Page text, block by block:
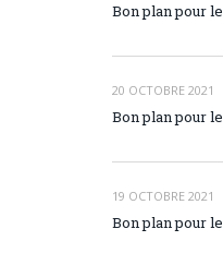
Bon plan pour
20 OCTOBRE 2021
Bon plan pour
19 OCTOBRE 2021
Bon plan pour